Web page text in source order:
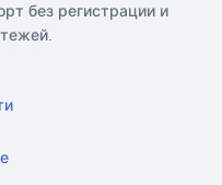
без регистрации и